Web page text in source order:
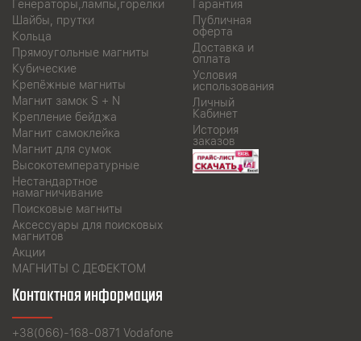
Генераторы,лампы,горелки
Шайбы, прутки
Кольца
Прямоугольные магниты
Кубические
Крепёжные магниты
Магнит замок S + N
Крепление бейджа
Магнит самоклейка
Магнит для сумок
Высокотемпературные
Нестандартное
намагничивание
Поисковые магниты
Аксессуары для поисковых
магнитов
Акции
МАГНИТЫ С ДЕФЕКТОМ
Гарантия
Публичная
оферта
Доставка и
оплата
Условия
использования
Личный
Кабинет
История
заказов
Контактная информация
+38(066)-168-0871 Vodafone